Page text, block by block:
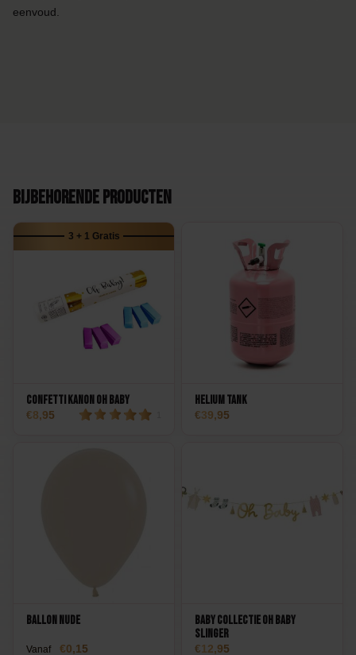
eenvoud.
Bijbehorende producten
3 + 1 Gratis
Confetti Kanon Oh Baby
8,95
Helium Tank
39,95
Ballon Nude
Vanaf 0,15
Baby Collectie Oh Baby
Slinger
12,95